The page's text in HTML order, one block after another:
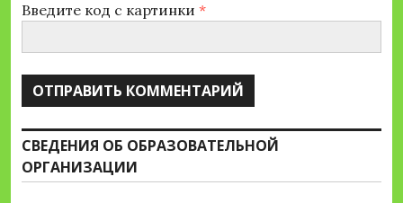
Введите код с картинки *
СВЕДЕНИЯ ОБ ОБРАЗОВАТЕЛЬНОЙ
ОРГАНИЗАЦИИ